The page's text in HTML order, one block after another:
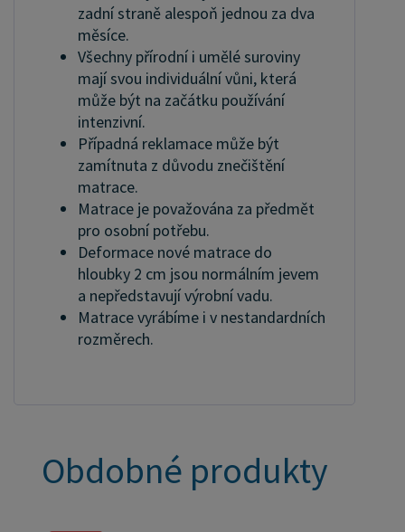
zadní straně alespoň jednou za dva
měsíce.
Všechny přírodní i umělé suroviny
mají svou individuální vůni, která
může být na začátku používání
intenzivní.
Případná reklamace může být
zamítnuta z důvodu znečištění
matrace.
Matrace je považována za předmět
pro osobní potřebu.
Deformace nové matrace do
hloubky 2 cm jsou normálním jevem
a nepředstavují výrobní vadu.
Matrace vyrábíme i v nestandardních
rozměrech.
Obdobné produkty